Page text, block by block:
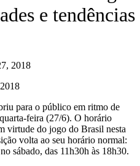
e tendências
2018
para o público em ritmo de
feira (27/6). O horário
virtude do jogo do Brasil nesta
volta ao seu horário normal:
sábado, das 11h30h às 18h30.